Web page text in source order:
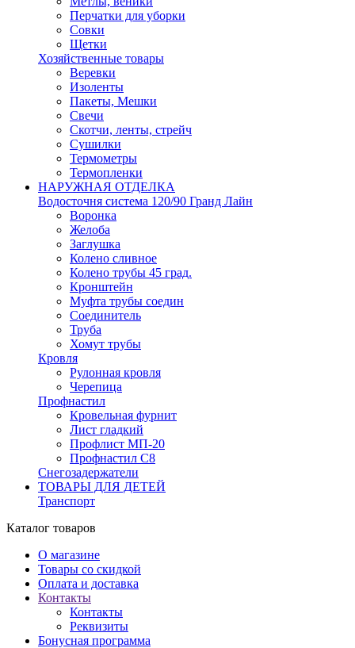
Перчатки для уборки
Совки
Щетки
Хозяйственные товары
Веревки
Изоленты
Пакеты, Мешки
Свечи
Скотчи, ленты, стрейч
Сушилки
Термометры
Термопленки
НАРУЖНАЯ ОТДЕЛКА
Водосточня система 120/90 Гранд Лайн
Воронка
Желоба
Заглушка
Колено сливное
Колено трубы 45 град.
Кронштейн
Муфта трубы соедин
Соединитель
Труба
Хомут трубы
Кровля
Рулонная кровля
Черепица
Профнастил
Кровельная фурнит
Лист гладкий
Профлист МП-20
Профнастил С8
Снегозадержатели
ТОВАРЫ ДЛЯ ДЕТЕЙ
Транспорт
Каталог товаров
О магазине
Товары со скидкой
Оплата и доставка
Контакты
Контакты
Реквизиты
Бонусная программа